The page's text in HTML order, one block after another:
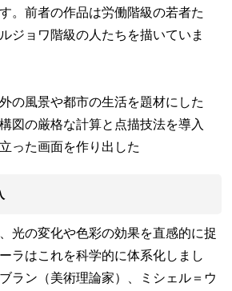
。前者の作品は労働階級の若者た
ジョワ階級の人たちを描いていま
の風景や都市の生活を題材にした
図の厳格な計算と点描技法を導入
った画面を作り出した
光の変化や色彩の効果を直感的に捉
ラはこれを科学的に体系化しまし
ラン（美術理論家）、ミシェル＝ウ